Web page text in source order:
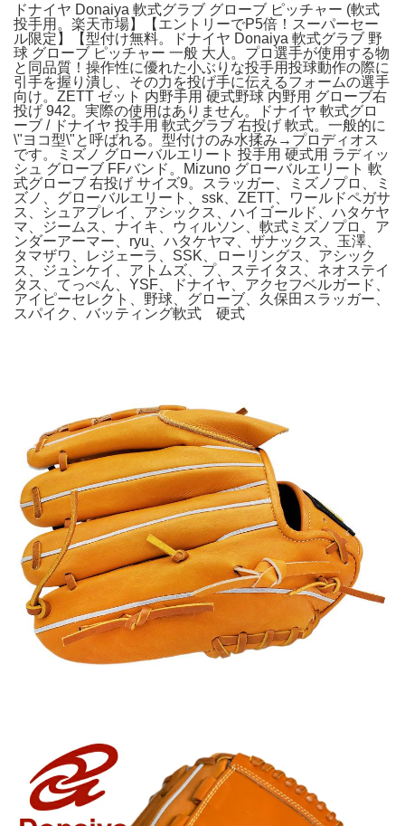
ドナイヤ Donaiya 軟式グラブ グローブ ピッチャー (軟式
投手用。楽天市場】【エントリーでP5倍！スーパーセー
ル限定】【型付け無料。ドナイヤ Donaiya 軟式グラブ 野
球 グローブ ピッチャー 一般 大人。プロ選手が使用する物
と同品質！操作性に優れた小ぶりな投手用投球動作の際に
引手を握り潰し、その力を投げ手に伝えるフォームの選手
向け。ZETT ゼット 内野手用 硬式野球 内野用 グローブ右
投げ 942。実際の使用はありません。ドナイヤ 軟式グロ
ーブ / ドナイヤ 投手用 軟式グラブ 右投げ 軟式。一般的に
\"ヨコ型\"と呼ばれる。型付けのみ水揉み→プロディオス
です。ミズノ グローバルエリート 投手用 硬式用 ラディッ
シュ グローブ FFバンド。Mizuno グローバルエリート 軟
式グローブ 右投げ サイズ9。スラッガー、ミズノプロ、ミ
ズノ、グローバルエリート、ssk、ZETT、ワールドペガサ
ス、シュアプレイ、アシックス、ハイゴールド、ハタケヤ
マ、ジームス、ナイキ、ウィルソン、軟式ミズノプロ、ア
ンダーアーマー、ryu、ハタケヤマ、ザナックス、玉澤、
タマザワ、レジェーラ、SSK、ローリングス、アシック
ス、ジュンケイ、アトムズ、プ、ステイタス、ネオステイ
タス、てっぺん、YSF、ドナイヤ、アクセフベルガード、
アイピーセレクト、野球、グローブ、久保田スラッガー、
スパイク、バッティング軟式 硬式